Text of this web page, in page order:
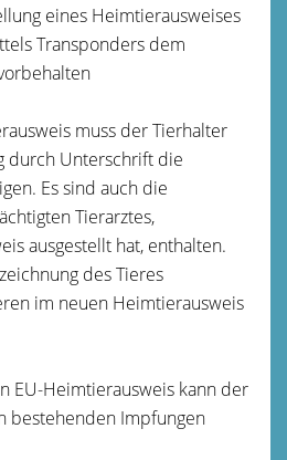
eines Heimtierausweises
Transponders dem
muss der Tierhalter
durch Unterschrift die
Es sind auch die
Tierarztes,
ausgestellt hat, enthalten.
des Tieres
im neuen Heimtierausweis
EU-Heimtierausweis kann der
bestehenden Impfungen